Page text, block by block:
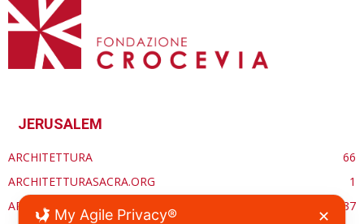
JERUSALEM
ARCHITETTURA
66
ARCHITETTURASACRA.ORG
1
ARTE
37
My Agile Privacy® ✕